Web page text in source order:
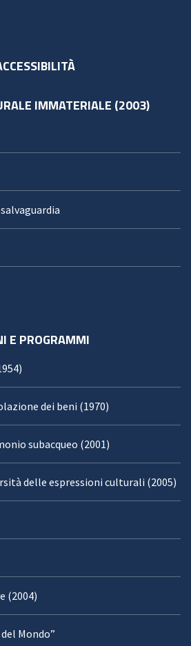
IMMATERIALE (2003)
E PROGRAMMI
dei beni (1970)
subacqueo (2001)
delle espressioni culturali (2005)
(2004)
Mondo”